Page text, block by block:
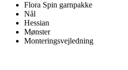
Flora Spin garnpakke
Nål
Hessian
Mønster
Monteringsvejledning